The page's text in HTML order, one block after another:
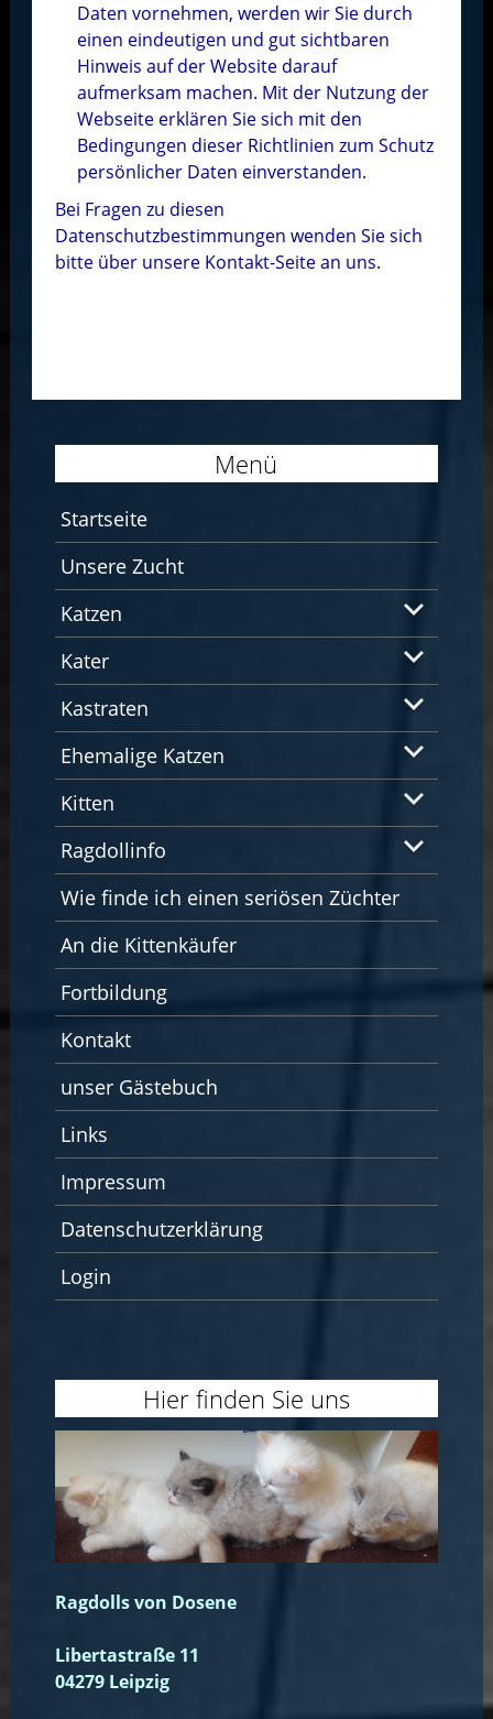
Daten vornehmen, werden wir Sie durch
einen eindeutigen und gut sichtbaren
Hinweis auf der Website darauf
aufmerksam machen. Mit der Nutzung der
Webseite erklären Sie sich mit den
Bedingungen dieser Richtlinien zum Schutz
persönlicher Daten einverstanden.
Bei Fragen zu diesen
Datenschutzbestimmungen wenden Sie sich
bitte über unsere Kontakt-Seite an uns.
Menü
Startseite
Unsere Zucht
Katzen
Kater
Kastraten
Ehemalige Katzen
Kitten
Ragdollinfo
Wie finde ich einen seriösen Züchter
An die Kittenkäufer
Fortbildung
Kontakt
unser Gästebuch
Links
Impressum
Datenschutzerklärung
Login
Hier finden Sie uns
Ragdolls von Dosene
Libertastraße 11
04279 Leipzig